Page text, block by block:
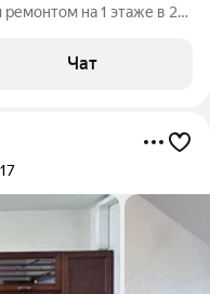
на 1 этаже в 2-
Чат